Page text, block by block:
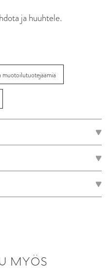
ja huuhtele.
muotoilutuotejäämiä
MYÖS